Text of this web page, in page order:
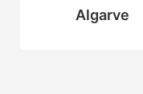
Algarve